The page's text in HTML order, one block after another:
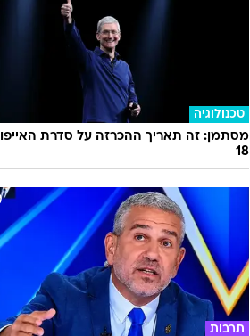
טכנולוגיה
מסתמן: זה תאריך ההכרזה על סדרת האייפון
18
תרבות